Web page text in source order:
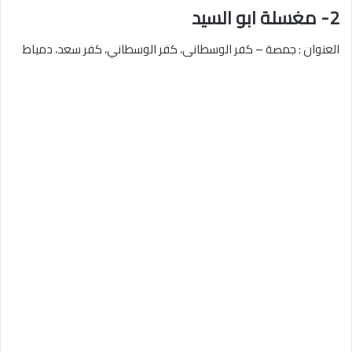
2- مغسلة ابو السيد
العنوان : جمصة – كفر الوسطانى، كفر الوسطاني، كفر سعد، دمياط